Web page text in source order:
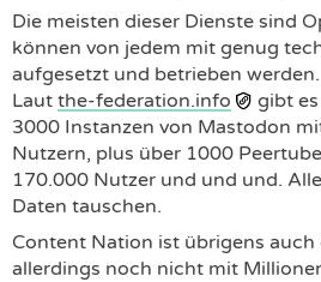
Die meisten dieser Dienste sind
können von jedem mit genug
aufgesetzt und betrieben werden.
Laut the-federation.info
gibt
3000 Instanzen von Mastodon
Nutzern, plus über 1000
170.000 Nutzer und und und.
Daten tauschen.
Content Nation ist übrigens auch
allerdings noch nicht mit